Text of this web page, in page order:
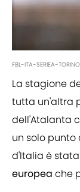
FBL-ITA-SERIEA-
La stagione
tutta un'altra
dell'Atalanta
un solo
d'Italia è
europea che